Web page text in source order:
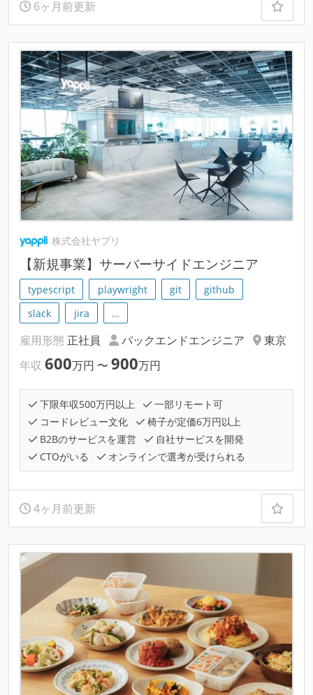
6ヶ月前更新
株式会社ヤプリ
【新規事業】サーバーサイドエンジニア
typescript playwright git
github
slack
jira …
雇用形態 正社員 バックエンドエンジニア
東京
年収 600万円 〜 900万円
下限年収500万円以上
一部リモート可
コードレビュー文化
椅子が定価6万円以上
B2Bのサービスを運営
自社サービスを開発
CTOがいる
オンラインで選考が受けられる
4ヶ月前更新